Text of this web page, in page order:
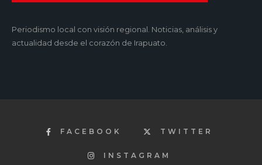
Periodismo local con visión regional. Noticias, análisis y
actualidad desde el corazón de Irapuato.
FACEBOOK TWITTER
INSTAGRAM